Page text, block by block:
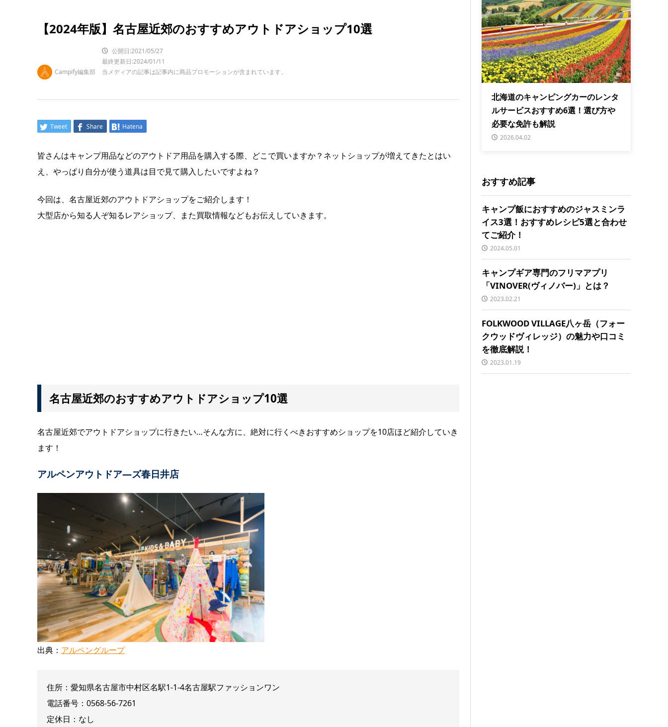
【2024年版】名古屋近郊のおすすめアウトドアショップ10選
Campify編集部
公開日:2021/05/27
最終更新日:2024/01/11
当メディアの記事は記事内に商品プロモーションが含まれています。
Tweet Share Hatena
皆さんはキャンプ用品などのアウトドア用品を購入する際、どこで買いますか？ネットショップが増えてきたとはい
え、やっぱり自分が使う道具は目で見て購入したいですよね？
今回は、名古屋近郊のアウトドアショップをご紹介します！
大型店から知る人ぞ知るレアショップ、また買取情報などもお伝えしていきます。
名古屋近郊のおすすめアウトドアショップ10選
名古屋近郊でアウトドアショップに行きたい…そんな方に、絶対に行くべきおすすめショップを10店ほど紹介していき
ます！
アルペンアウトドア―ズ春日井店
出典： アルペングループ
住所：愛知県名古屋市中村区名駅1-1-4名古屋駅ファッションワン
電話番号：0568-56-7261
定休日：なし
北海道のキャンピングカーのレンタ
ルサービスおすすめ6選！選び方や
必要な免許も解説
2026.04.02
おすすめ記事
キャンプ飯におすすめのジャスミンラ
イス3選！おすすめレシピ5選と合わせ
てご紹介！
2024.05.01
キャンプギア専門のフリマアプリ
「VINOVER(ヴィノバー)」とは？
2023.02.21
FOLKWOOD VILLAGE八ヶ岳（フォー
クウッドヴィレッジ）の魅力や口コミ
を徹底解説！
2023.01.19